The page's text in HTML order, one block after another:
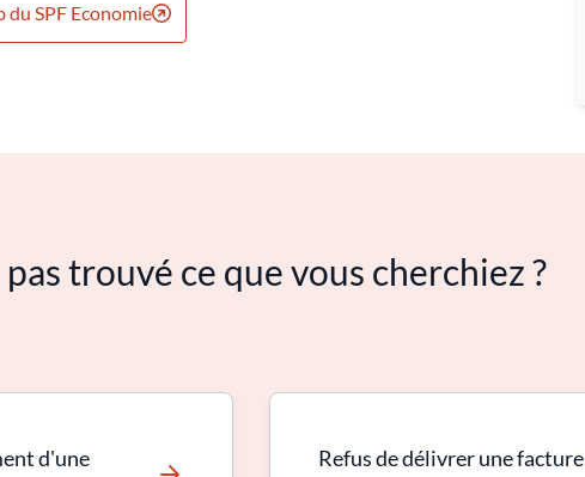
du SPF Economie
trouvé ce que vous cherchiez ?
d'une
Refus de délivrer une facture